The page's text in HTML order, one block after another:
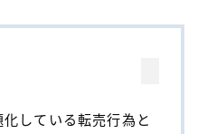
している転売行為と